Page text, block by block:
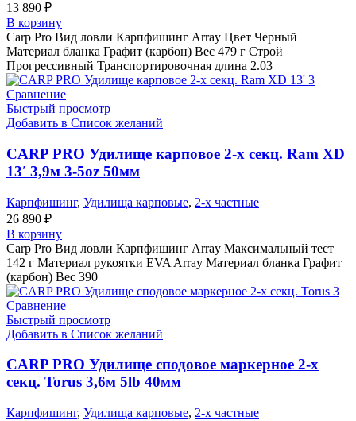
13 890 ₽
В корзину
Carp Pro Вид ловли Карпфишинг Array Цвет Черный
Материал бланка Графит (карбон) Вес 479 г Строй
Прогрессивный Транспортировочная длина 2.03
Сравнение
Быстрый просмотр
Добавить в Список желаний
CARP PRO Удилище карповое 2-х секц. Ram XD
13′ 3,9м 3-5oz 50мм
Карпфишинг, Удилища карповые, 2-х частные
26 890 ₽
В корзину
Carp Pro Вид ловли Карпфишинг Array Максимальный тест
142 г Материал рукоятки EVA Array Материал бланка Графит
(карбон) Вес 390
Сравнение
Быстрый просмотр
Добавить в Список желаний
CARP PRO Удилище сподовое маркерное 2-х
секц. Torus 3,6м 5lb 40мм
Карпфишинг, Удилища карповые, 2-х частные